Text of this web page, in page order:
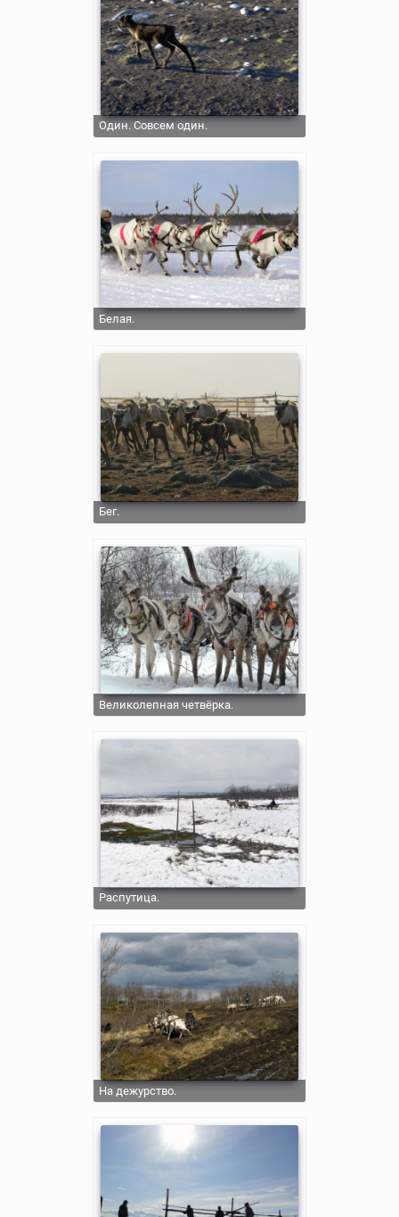
Один. Совсем один.
Белая.
Бег.
Великолепная четвёрка.
Распутица.
На дежурство.